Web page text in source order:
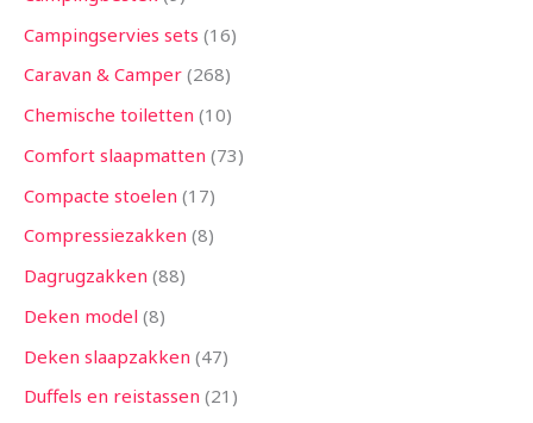
Campingservies sets 16
Caravan & Camper 268
Chemische toiletten 10
Comfort slaapmatten 73
Compacte stoelen 17
Compressiezakken 8
Dagrugzakken 88
Deken model 8
Deken slaapzakken 47
Duffels en reistassen 21